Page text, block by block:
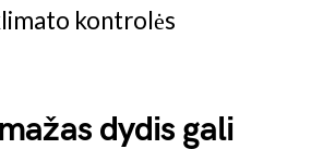
kontrolės
dydis gali